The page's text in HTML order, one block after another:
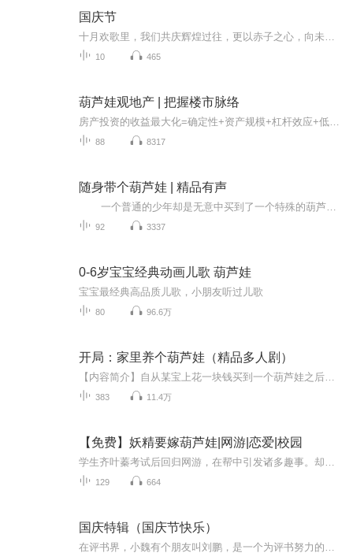
国庆节
10 465
葫芦娃观地产 | 把握楼市脉络
88 8317
随身带个葫芦娃 | 精品有声
92 3337
0-6岁宝宝经典动画儿歌 葫芦娃
宝宝最经典高品质儿歌，小朋友听过儿歌
80 96.6万
开局：家里养个葫芦娃（精品多人剧）
383 11.4万
【免费】妖精要嫁葫芦娃|网游|恋爱|校园
129 664
国庆特辑（国庆节快乐）